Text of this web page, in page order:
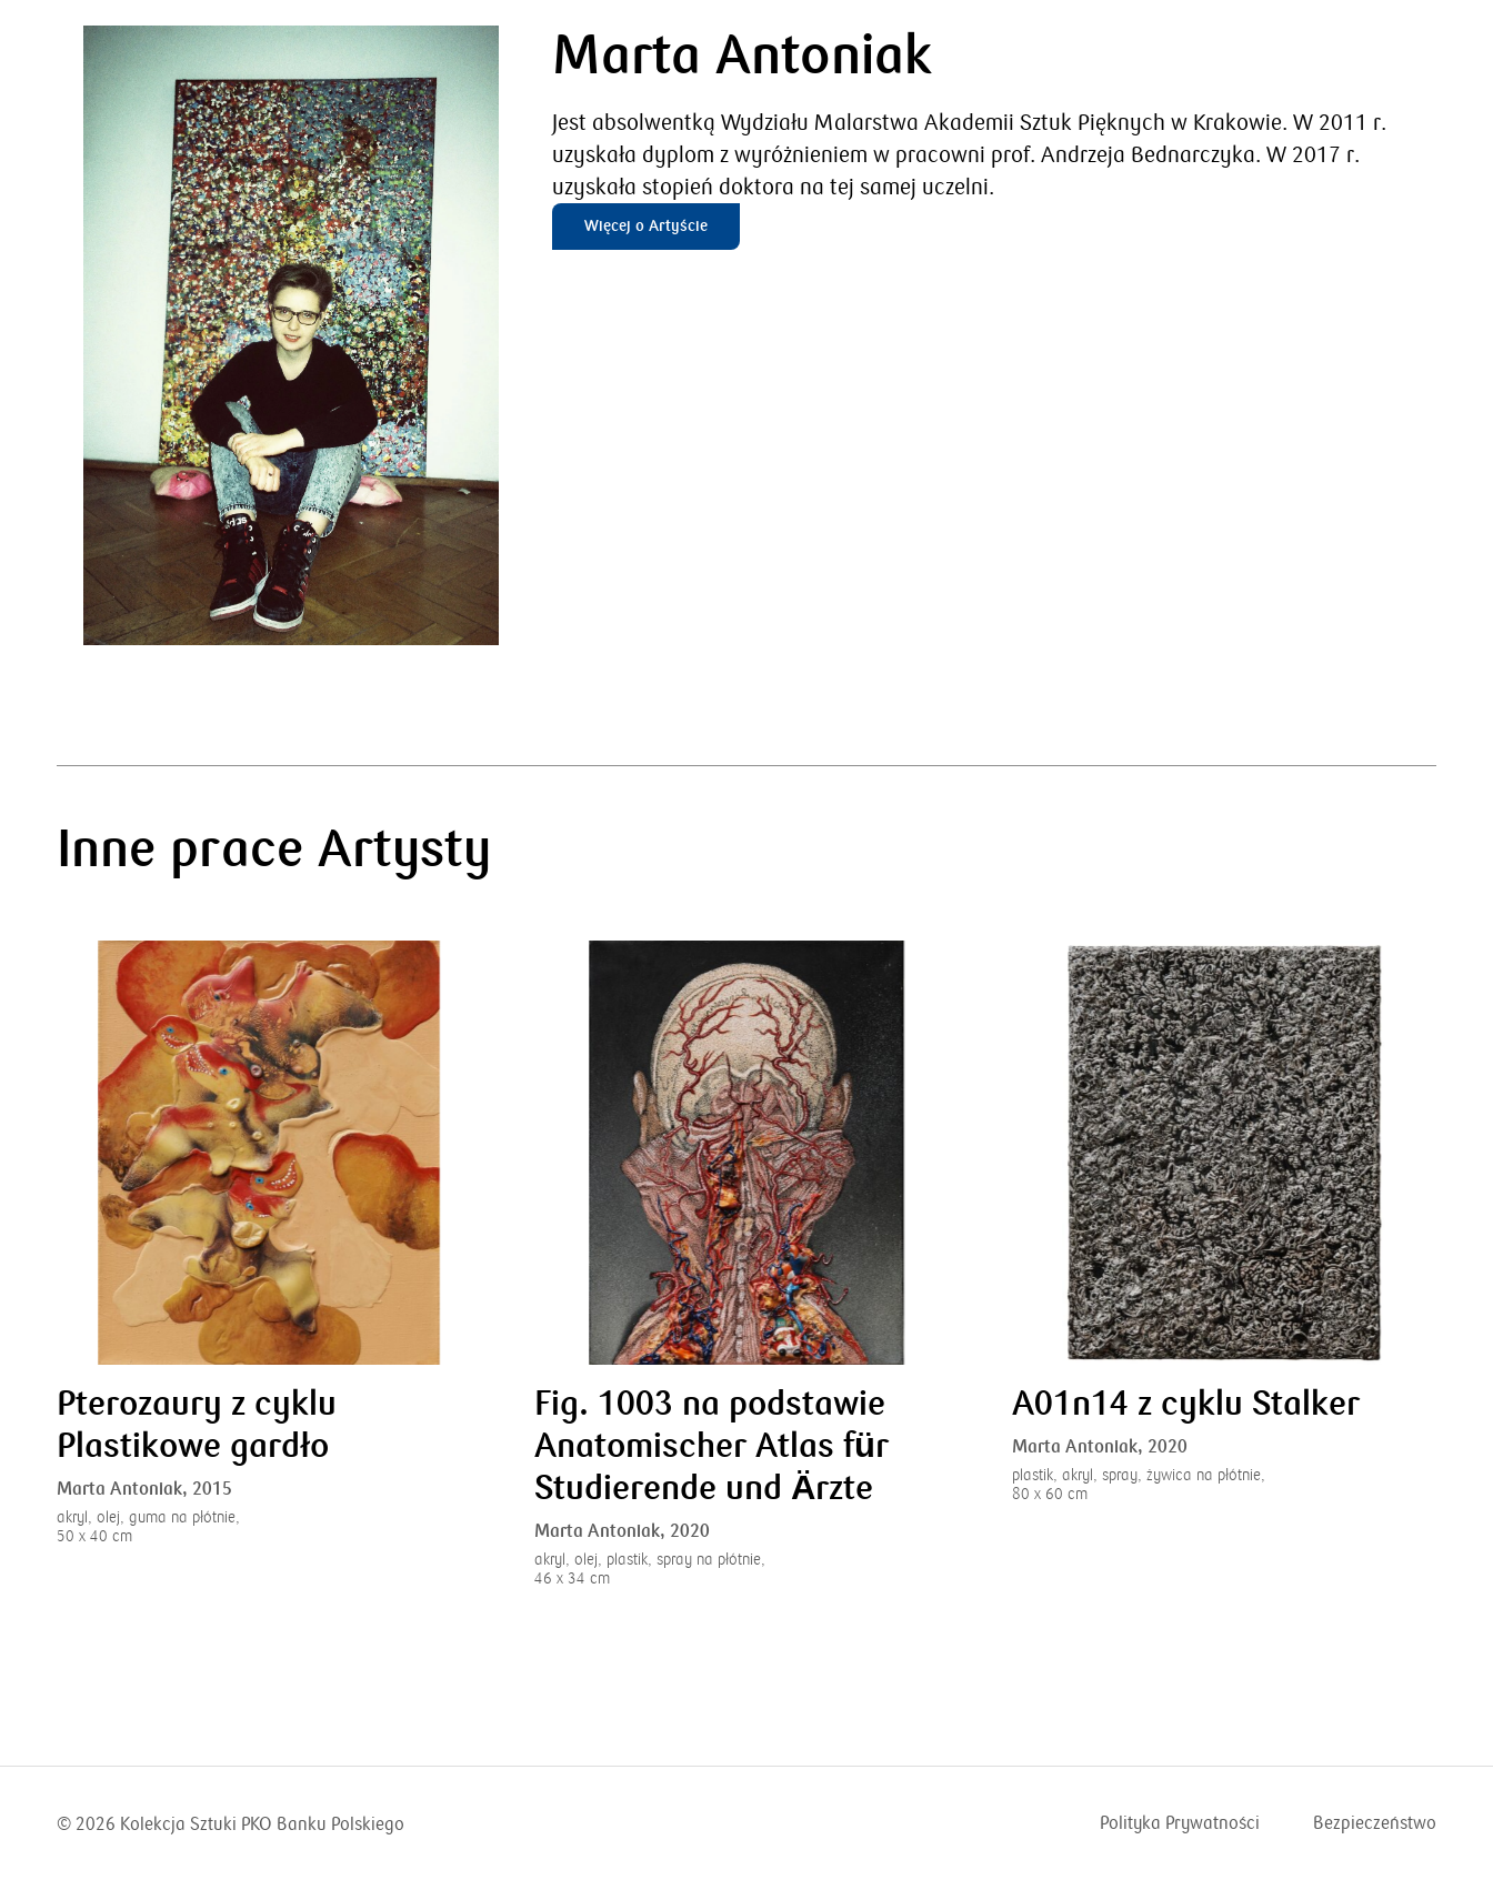
Marta Antoniak
Jest absolwentką Wydziału Malarstwa Akademii Sztuk Pięknych w Krakowie. W 2011 r.
uzyskała dyplom z wyróżnieniem w pracowni prof. Andrzeja Bednarczyka. W 2017 r.
uzyskała stopień doktora na tej samej uczelni.
Więcej o Artyście
Inne prace Artysty
Pterozaury z cyklu
Plastikowe gardło
Marta Antoniak, 2015
akryl, olej, guma na płótnie,
50 x 40 cm
Fig. 1003 na podstawie
Anatomischer Atlas für
Studierende und Ärzte
Marta Antoniak, 2020
akryl, olej, plastik, spray na płótnie,
46 x 34 cm
A01n14 z cyklu Stalker
Marta Antoniak, 2020
plastik, akryl, spray, żywica na płótnie,
80 x 60 cm
© 2026 Kolekcja Sztuki PKO Banku Polskiego Polityka Prywatności Bezpieczeństwo